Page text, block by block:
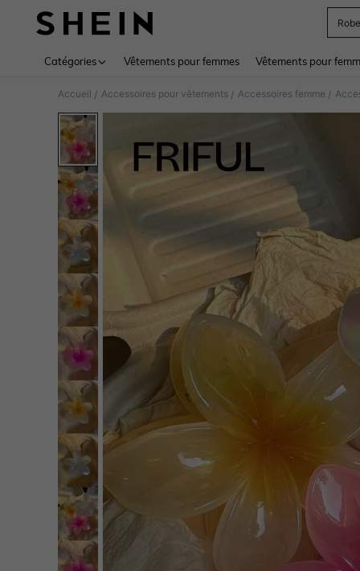
Robe
Catégories Vêtements pour femmes Vêtements pour
Accueil / Accessoires pour vêtements / Accessoires femme /